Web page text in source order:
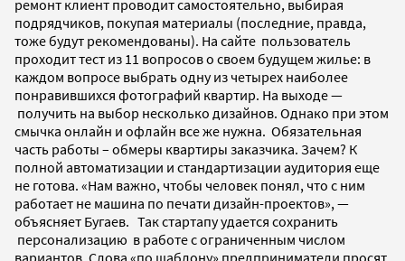
ремонт клиент проводит самостоятельно, выбирая
подрядчиков, покупая материалы (последние, правда,
тоже будут рекомендованы). На сайте пользователь
проходит тест из 11 вопросов о своем будущем жилье: в
каждом вопросе выбрать одну из четырех наиболее
понравившихся фотографий квартир. На выходе —
получить на выбор несколько дизайнов. Однако при этом
смычка онлайн и офлайн все же нужна. Обязательная
часть работы – обмеры квартиры заказчика. Зачем? К
полной автоматизации и стандартизации аудитория еще
не готова. «Нам важно, чтобы человек понял, что с ним
работает не машина по печати дизайн-проектов», —
объясняет Бугаев. Так стартапу удается сохранить
персонализацию в работе с ограниченным числом
вариантов. Слова «по шаблону» предприниматели просят